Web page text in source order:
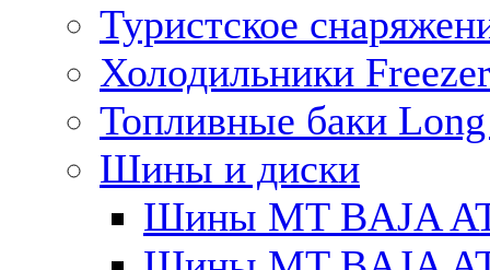
Туристское
Холодильники
Топливные баки
Шины и диски
Шины MT BAJA